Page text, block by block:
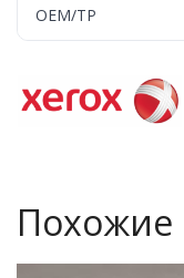
OEM/TP
Похожие